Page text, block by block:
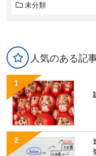
未分類
人気のある記